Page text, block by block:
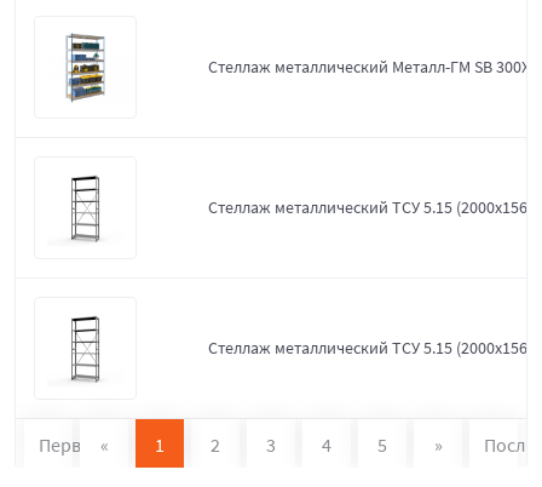
Стеллаж металлический Металл-ГМ SB
Стеллаж металлический ТСУ 5.15
Стеллаж металлический ТСУ 5.15
Первая « 1 2 3 4 5 »